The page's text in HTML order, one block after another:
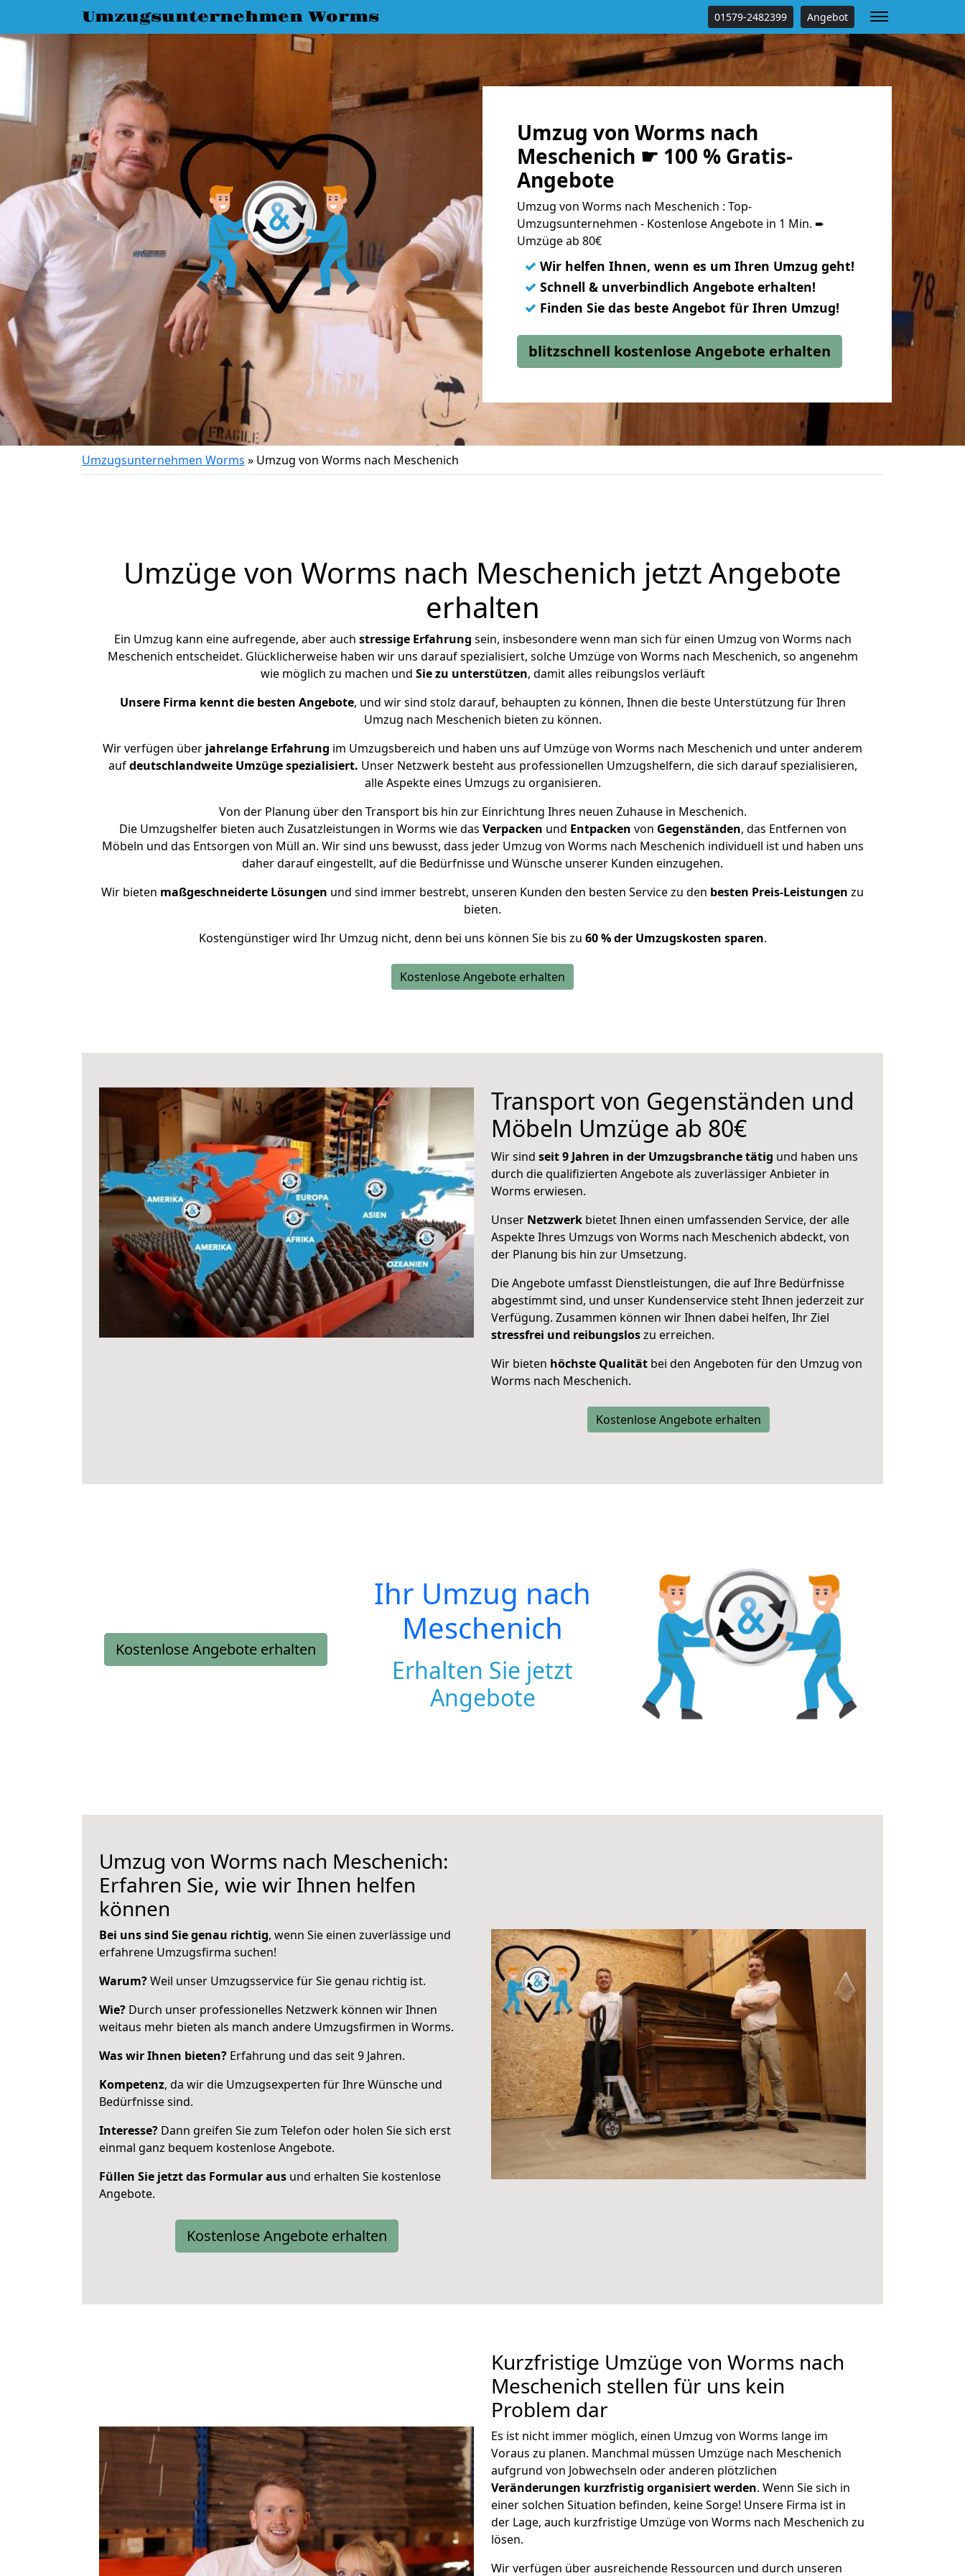
Umzugsunternehmen Worms 01579-2482399 Angebot
Umzug von Worms nach
Meschenich ☛ 100 % Gratis-
Angebote
Umzug von Worms nach Meschenich : Top-
Umzugsunternehmen - Kostenlose Angebote in 1 Min. ➨
Umzüge ab 80€
✓ Wir helfen Ihnen, wenn es um Ihren Umzug geht!
✓ Schnell & unverbindlich Angebote erhalten!
✓ Finden Sie das beste Angebot für Ihren Umzug!
blitzschnell kostenlose Angebote erhalten
Umzugsunternehmen Worms » Umzug von Worms nach Meschenich
Umzüge von Worms nach Meschenich jetzt Angebote
erhalten
Ein Umzug kann eine aufregende, aber auch stressige Erfahrung sein, insbesondere wenn man sich für einen Umzug von Worms nach
Meschenich entscheidet. Glücklicherweise haben wir uns darauf spezialisiert, solche Umzüge von Worms nach Meschenich, so angenehm
wie möglich zu machen und Sie zu unterstützen, damit alles reibungslos verläuft
Unsere Firma kennt die besten Angebote, und wir sind stolz darauf, behaupten zu können, Ihnen die beste Unterstützung für Ihren
Umzug nach Meschenich bieten zu können.
Wir verfügen über jahrelange Erfahrung im Umzugsbereich und haben uns auf Umzüge von Worms nach Meschenich und unter anderem
aufdeutschlandweite Umzüge spezialisiert. Unser Netzwerk besteht aus professionellen Umzugshelfern, die sich darauf spezialisieren,
alle Aspekte eines Umzugs zu organisieren.
Von der Planung über den Transport bis hin zur Einrichtung Ihres neuen Zuhause in Meschenich.
Die Umzugshelfer bieten auch Zusatzleistungen in Worms wie das Verpacken und Entpacken von Gegenständen, das Entfernen von
Möbeln und das Entsorgen von Müll an. Wir sind uns bewusst, dass jeder Umzug von Worms nach Meschenich individuell ist und haben uns
daher darauf eingestellt, auf die Bedürfnisse und Wünsche unserer Kunden einzugehen.
Wir bieten maßgeschneiderte Lösungen und sind immer bestrebt, unseren Kunden den besten Service zu den besten Preis-Leistungen zu
bieten.
Kostengünstiger wird Ihr Umzug nicht, denn bei uns können Sie bis zu 60 % der Umzugskosten sparen.
Kostenlose Angebote erhalten
Transport von Gegenständen und
Möbeln Umzüge ab 80€
Wir sind seit 9 Jahren in der Umzugsbranche tätig und haben uns
durch die qualifizierten Angebote als zuverlässiger Anbieter in
Worms erwiesen.
Unser Netzwerk bietet Ihnen einen umfassenden Service, der alle
Aspekte Ihres Umzugs von Worms nach Meschenich abdeckt, von
der Planung bis hin zur Umsetzung.
Die Angebote umfasst Dienstleistungen, die auf Ihre Bedürfnisse
abgestimmt sind, und unser Kundenservice steht Ihnen jederzeit zur
Verfügung. Zusammen können wir Ihnen dabei helfen, Ihr Ziel
stressfrei und reibungsloszu erreichen.
Wir bieten höchste Qualität bei den Angeboten für den Umzug von
Worms nach Meschenich.
Kostenlose Angebote erhalten
Kostenlose Angebote erhalten
Ihr Umzug nach
Meschenich
Erhalten Sie jetzt
Angebote
Umzug von Worms nach Meschenich:
Erfahren Sie, wie wir Ihnen helfen
können
Bei uns sind Sie genau richtig, wenn Sie einen zuverlässige und
erfahrene Umzugsfirma suchen!
Warum?Weil unser Umzugsservice für Sie genau richtig ist.
Wie? Durch unser professionelles Netzwerk können wir Ihnen
weitaus mehr bieten als manch andere Umzugsfirmen in Worms.
Was wir Ihnen bieten? Erfahrung und das seit 9 Jahren.
Kompetenz, da wir die Umzugsexperten für Ihre Wünsche und
Bedürfnisse sind.
Interesse? Dann greifen Sie zum Telefon oder holen Sie sich erst
einmal ganz bequem kostenlose Angebote.
Füllen Sie jetzt das Formular aus und erhalten Sie kostenlose
Angebote.
Kostenlose Angebote erhalten
Kurzfristige Umzüge von Worms nach
Meschenich stellen für uns kein
Problem dar
Es ist nicht immer möglich, einen Umzug von Worms lange im
Voraus zu planen. Manchmal müssen Umzüge nach Meschenich
aufgrund von Jobwechseln oder anderen plötzlichen
Veränderungen kurzfristig organisiert werden. Wenn Sie sich in
einer solchen Situation befinden, keine Sorge! Unsere Firma ist in
der Lage, auch kurzfristige Umzüge von Worms nach Meschenich zu
lösen.
Wir verfügen über ausreichende Ressourcen und durch unseren